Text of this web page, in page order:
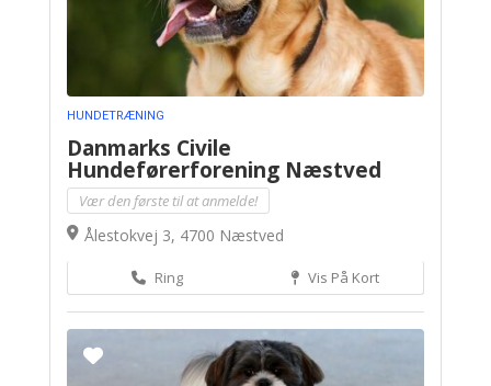
HUNDETRÆNING
Danmarks Civile
Hundeførerforening Næstved
Vær den første til at anmelde!
Ålestokvej 3, 4700 Næstved
Ring Vis På Kort